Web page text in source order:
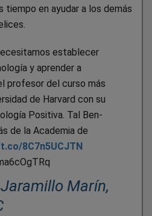
tiempo en ayudar a los demás
establecer
y aprender a
profesor del curso más
de Harvard con su
Positiva. Tal Ben-
de la Academia de
8C7n5UCJTN
Marín,